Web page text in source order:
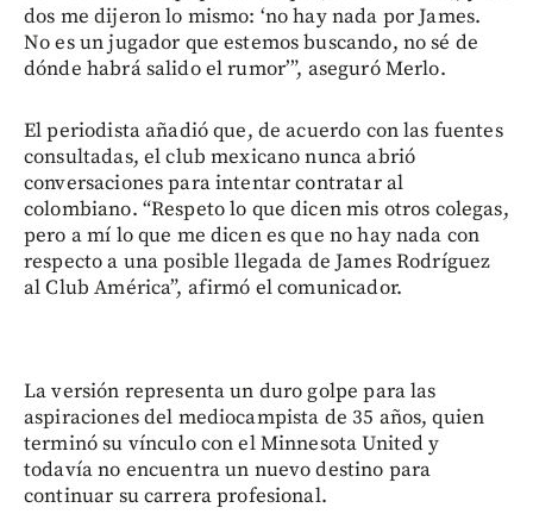
dos me dijeron lo mismo: ‘no hay nada por James.
No es un jugador que estemos buscando, no sé de
dónde habrá salido el rumor’”, aseguró Merlo.
El periodista añadió que, de acuerdo con las fuentes
consultadas, el club mexicano nunca abrió
conversaciones para intentar contratar al
colombiano. “Respeto lo que dicen mis otros colegas,
pero a mí lo que me dicen es que no hay nada con
respecto a una posible llegada de James Rodríguez
al Club América”, afirmó el comunicador.
La versión representa un duro golpe para las
aspiraciones del mediocampista de 35 años, quien
terminó su vínculo con el Minnesota United y
todavía no encuentra un nuevo destino para
continuar su carrera profesional.